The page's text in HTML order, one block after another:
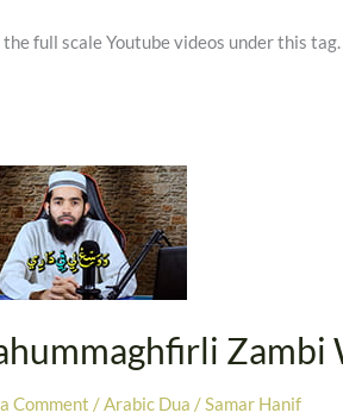
the full scale Youtube videos under this tag.
Zambi
Comment / Arabic Dua / Samar Hanif